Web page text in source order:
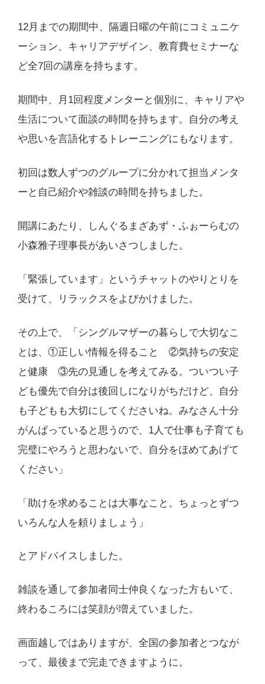
12月までの期間中、隔週日曜の午前にコミュニケ
ーション、キャリアデザイン、教育費セミナーな
ど全7回の講座を持ちます。
期間中、月1回程度メンターと個別に、キャリアや
生活について面談の時間を持ちます。自分の考え
や思いを言語化するトレーニングにもなります。
初回は数人ずつのグループに分かれて担当メンタ
ーと自己紹介や雑談の時間を持ちました。
開講にあたり、しんぐるまざあず・ふぉーらむの
小森雅子理事長があいさつしました。
「緊張しています」というチャットのやりとりを
受けて、リラックスをよびかけました。
その上で、「シングルマザーの暮らしで大切なこ
とは、①正しい情報を得ること ②気持ちの安定
と健康 ③先の見通しを考えてみる。ついつい子
ども優先で自分は後回しになりがちだけど、自分
も子どもも大切にしてくださいね。みなさん十分
がんばっていると思うので、1人で仕事も子育ても
完璧にやろうと思わないで、自分をほめてあげて
ください」
「助けを求めることは大事なこと。ちょっとずつ
いろんな人を頼りましょう」
とアドバイスしました。
雑談を通して参加者同士仲良くなった方もいて、
終わるころには笑顔が増えていました。
画面越しではありますが、全国の参加者とつなが
って、最後まで完走できますように。